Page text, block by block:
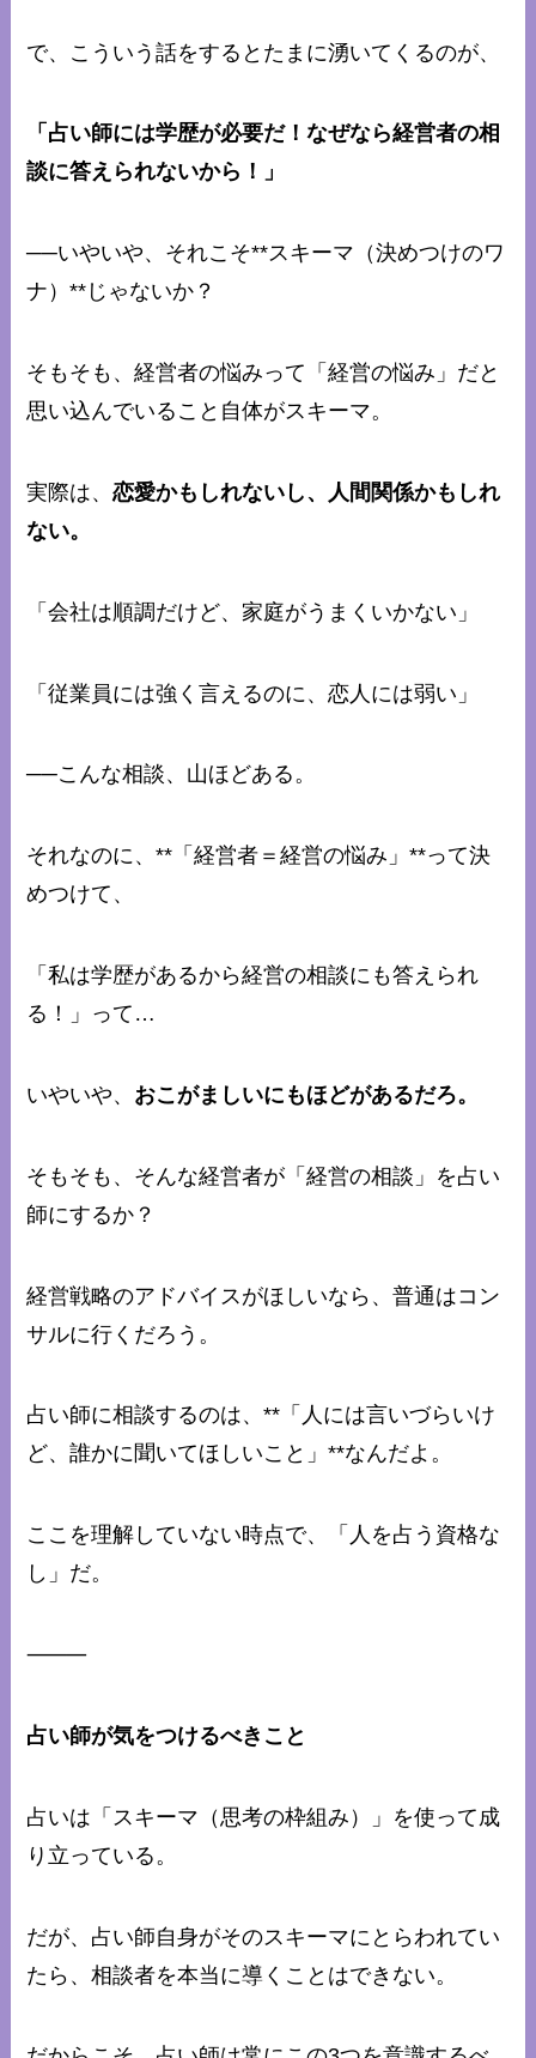
で、こういう話をするとたまに湧いてくるのが、
「占い師には学歴が必要だ！なぜなら経営者の相
談に答えられないから！」
──いやいや、それこそ**スキーマ（決めつけのワ
ナ）**じゃないか？
そもそも、経営者の悩みって「経営の悩み」だと
思い込んでいること自体がスキーマ。
実際は、恋愛かもしれないし、人間関係かもしれ
ない。
「会社は順調だけど、家庭がうまくいかない」
「従業員には強く言えるのに、恋人には弱い」
──こんな相談、山ほどある。
それなのに、**「経営者＝経営の悩み」**って決
めつけて、
「私は学歴があるから経営の相談にも答えられ
る！」って…
いやいや、 おこがましいにもほどがあるだろ。
そもそも、そんな経営者が「経営の相談」を占い
師にするか？
経営戦略のアドバイスがほしいなら、普通はコン
サルに行くだろう。
占い師に相談するのは、**「人には言いづらいけ
ど、誰かに聞いてほしいこと」**なんだよ。
ここを理解していない時点で、「人を占う資格な
し」だ。
⸻
占い師が気をつけるべきこと
占いは「スキーマ（思考の枠組み）」を使って成
り立っている。
だが、占い師自身がそのスキーマにとらわれてい
たら、相談者を本当に導くことはできない。